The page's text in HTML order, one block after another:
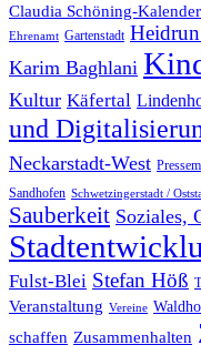
Claudia Schöning-Kalender
Ehrenamt Gartenstadt
Karim Baghlani
Kultur Käfertal
und
Neckarstadt-West
Sandhofen Schwetzingerstadt /
Sauberkeit Soziales,
Fulst-Blei Stefan Höß
Veranstaltung Vereine
schaffen Zusammenhalten